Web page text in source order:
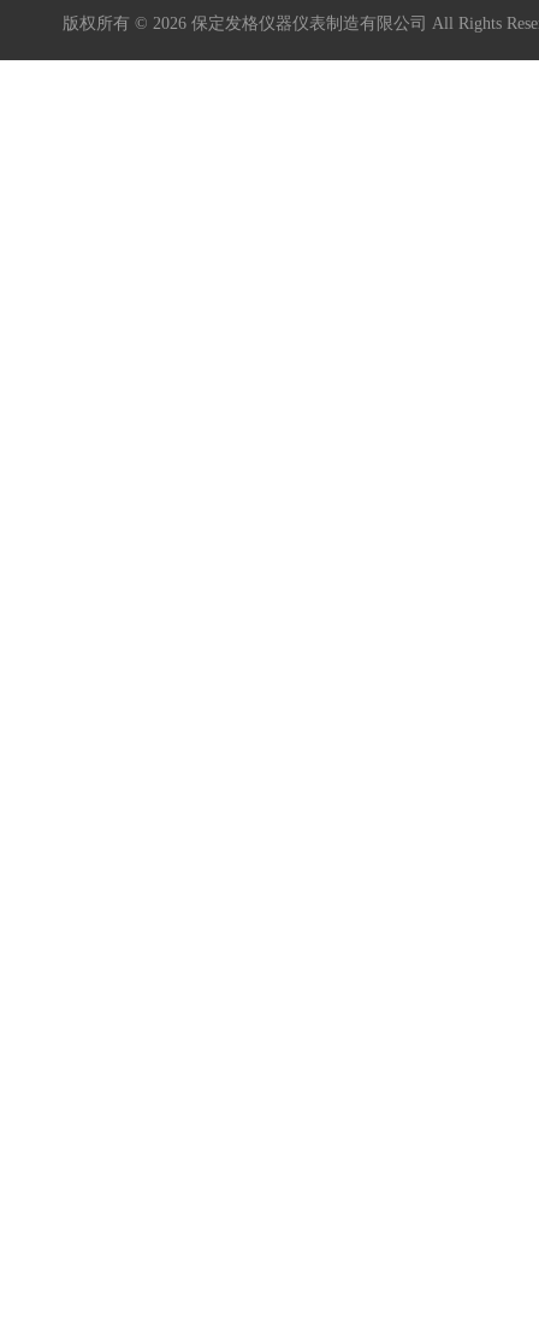
版权所有 © 2026 保定发格仪器仪表制造有限公司 All Rights